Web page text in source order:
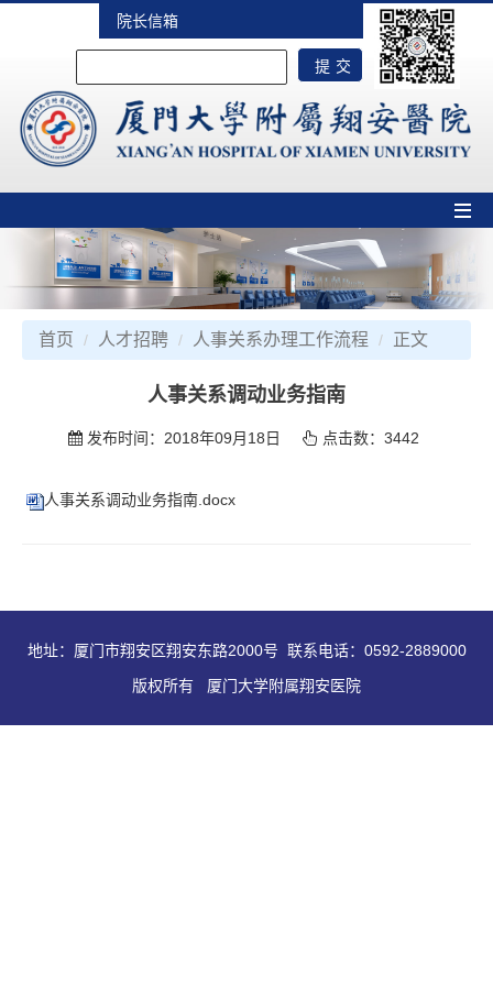
院长信箱
首页 人才招聘 人事关系办理工作流程 正文
人事关系调动业务指南
发布时间：2018年09月18日 点击数： 3442
人事关系调动业务指南.docx
地址：厦门市翔安区翔安东路2000号 联系电话：0592-2889000
版权所有 厦门大学附属翔安医院